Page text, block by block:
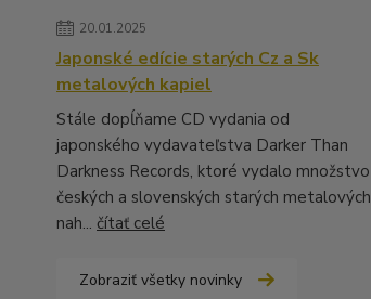
20.01.2025
Japonské edície starých Cz a Sk
metalových kapiel
Stále dopĺňame CD vydania od
japonského vydavateľstva Darker Than
Darkness Records, ktoré vydalo množstvo
českých a slovenských starých metalových
nah... čítať celé
Zobraziť všetky novinky